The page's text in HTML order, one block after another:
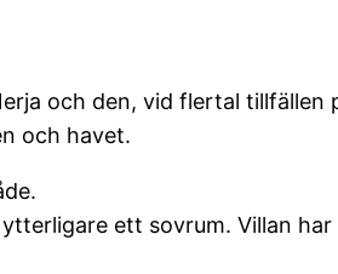
och den, vid flertal tillfällen
och havet.
ett sovrum. Villan